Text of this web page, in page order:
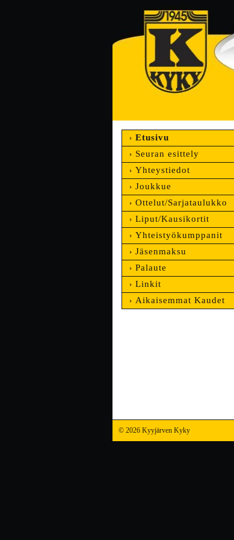
Etusivu
Seuran esittely
Yhteystiedot
Joukkue
Ottelut/Sarjataulukko
Liput/Kausikortit
Yhteistyökumppanit
Jäsenmaksu
Palaute
Linkit
Aikaisemmat Kaudet
© 2026 Kyyjärven Kyky